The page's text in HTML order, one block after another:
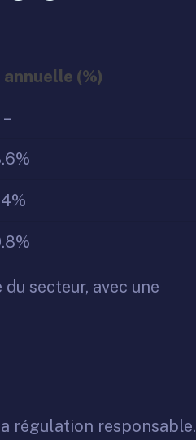
(%)
–
secteur, avec une
régulation responsable.